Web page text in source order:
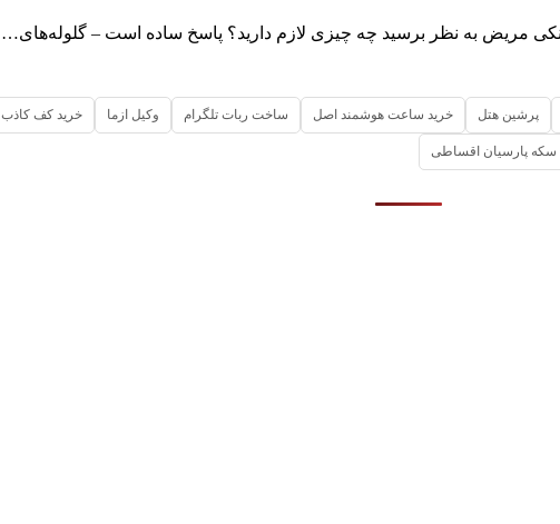
مریض به نظر برسید چه چیزی لازم دارید؟ پاسخ ساده است – گلوله‌های…
پرشین هتل خرید ساعت هوشمند اصل ساخت ربات تلگرام وکیل ازما خرید کف کاذب
سکه پارسیان اقساطی